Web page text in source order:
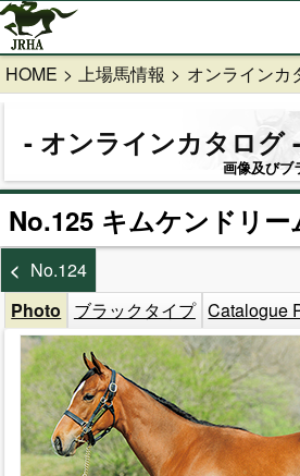
HOME 上場馬情報 オンラインカ
オンラインカタログ
画像及びブ
No.125 キムケンドリー
No.124
Photo
ブラックタイプ Catalogue